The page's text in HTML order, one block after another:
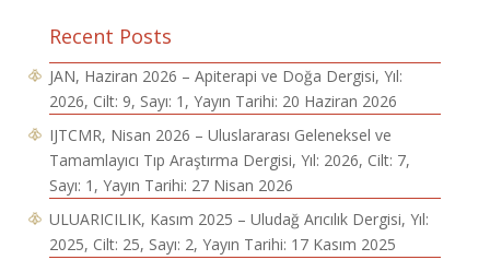
Recent Posts
JAN, Haziran 2026 – Apiterapi ve Doğa Dergisi, Yıl:
2026, Cilt: 9, Sayı: 1, Yayın Tarihi: 20 Haziran 2026
IJTCMR, Nisan 2026 – Uluslararası Geleneksel ve
Tamamlayıcı Tıp Araştırma Dergisi, Yıl: 2026, Cilt: 7,
Sayı: 1, Yayın Tarihi: 27 Nisan 2026
ULUARICILIK, Kasım 2025 – Uludağ Arıcılık Dergisi, Yıl:
2025, Cilt: 25, Sayı: 2, Yayın Tarihi: 17 Kasım 2025